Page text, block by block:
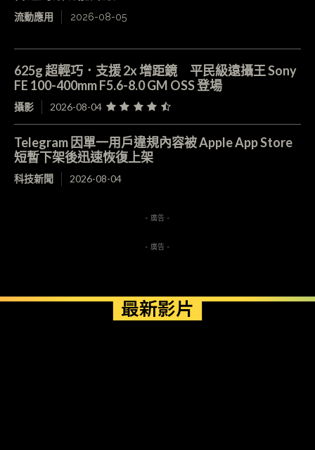
流動應用 2026-08-05
625g 超輕巧．支援 2x 增距鏡 平民級遠攝王 Sony
FE 100-400mm F5.6-8.0 GM OSS 登場
攝影 2026-08-04
Telegram 因單一用戶違規內容被 Apple App Store
短暫下架後迅速恢復上架
科技新聞 2026-08-04
- 廣告 -
- 廣告 -
最新影片